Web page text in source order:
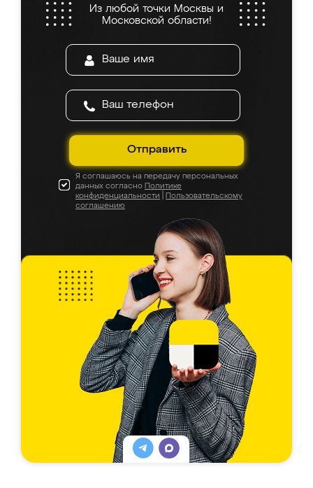
Из любой точки Москвы и
Московской области!
Отправить
Я соглашаюсь на передачу персональных
данных согласно Политике
конфиденциальности
Пользовательскому
соглашению